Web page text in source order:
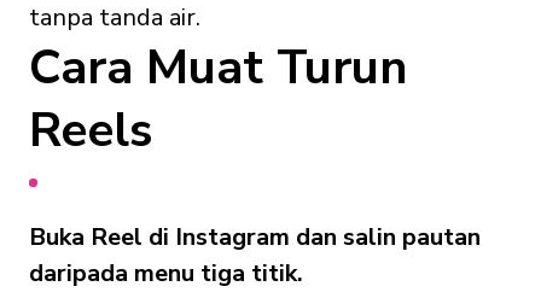
tanpa tanda air.
Cara Muat Turun
Reels
Buka Reel di Instagram dan salin pautan
daripada menu tiga titik.